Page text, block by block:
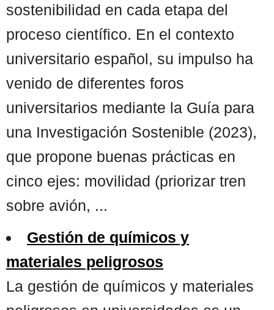
sostenibilidad en cada etapa del
proceso científico. En el contexto
universitario español, su impulso ha
venido de diferentes foros
universitarios mediante la Guía para
una Investigación Sostenible (2023),
que propone buenas prácticas en
cinco ejes: movilidad (priorizar tren
sobre avión, ...
Gestión de químicos y
materiales peligrosos
La gestión de químicos y materiales